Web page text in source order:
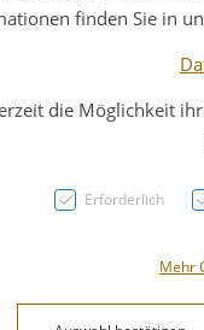
finden Sie in
die Möglichkeit
Erforderlich
Mehr